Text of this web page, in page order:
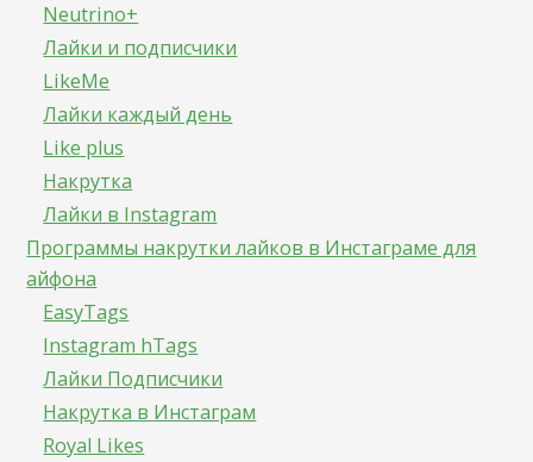
Neutrino+
Лайки и подписчики
LikeMe
Лайки каждый день
Like plus
Накрутка
Лайки в Instagram
Программы накрутки лайков в Инстаграме для
айфона
EasyTags
Instagram hTags
Лайки Подписчики
Накрутка в Инстаграм
Royal Likes